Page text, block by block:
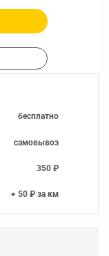
бесплатно
самовывоз
350 ₽
+ 50 ₽ за км